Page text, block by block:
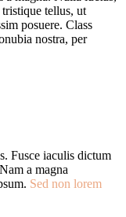
tellus, ut
posuere. Class
nostra, per
Fusce iaculis dictum
a magna
Sed non lorem